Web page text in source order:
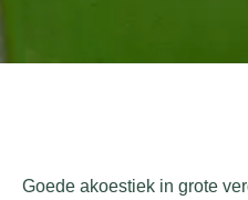
Goede akoestiek in grote